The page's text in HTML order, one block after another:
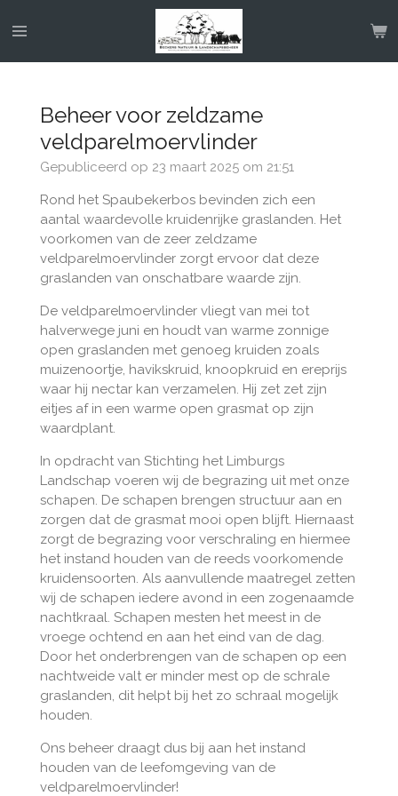
direct
Beheer voor zeldzame
veldparelmoervlinder
Gepubliceerd op 23 maart 2025 om 21:51
Rond het Spaubekerbos bevinden zich een
aantal waardevolle kruidenrijke graslanden. Het
voorkomen van de zeer zeldzame
veldparelmoervlinder zorgt ervoor dat deze
graslanden van onschatbare waarde zijn.
De veldparelmoervlinder vliegt van mei tot
halverwege juni en houdt van warme zonnige
open graslanden met genoeg kruiden zoals
muizenoortje, havikskruid, knoopkruid en ereprijs
waar hij nectar kan verzamelen. Hij zet zet zijn
eitjes af in een warme open grasmat op zijn
waardplant.
In opdracht van Stichting het Limburgs
Landschap voeren wij de begrazing uit met onze
schapen. De schapen brengen structuur aan en
zorgen dat de grasmat mooi open blijft. Hiernaast
zorgt de begrazing voor verschraling en hiermee
het instand houden van de reeds voorkomende
kruidensoorten. Als aanvullende maatregel zetten
wij de schapen iedere avond in een zogenaamde
nachtkraal. Schapen mesten het meest in de
vroege ochtend en aan het eind van de dag.
Door het onderbrengen van de schapen op een
nachtweide valt er minder mest op de schrale
graslanden, dit helpt bij het zo schraal mogelijk
houden.
Ons beheer draagt dus bij aan het instand
houden van de leefomgeving van de
veldparelmoervlinder!